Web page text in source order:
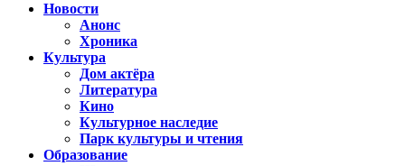
Новости
Анонс
Хроника
Культура
Дом актёра
Литература
Кино
Культурное наследие
Парк культуры и чтения
Образование